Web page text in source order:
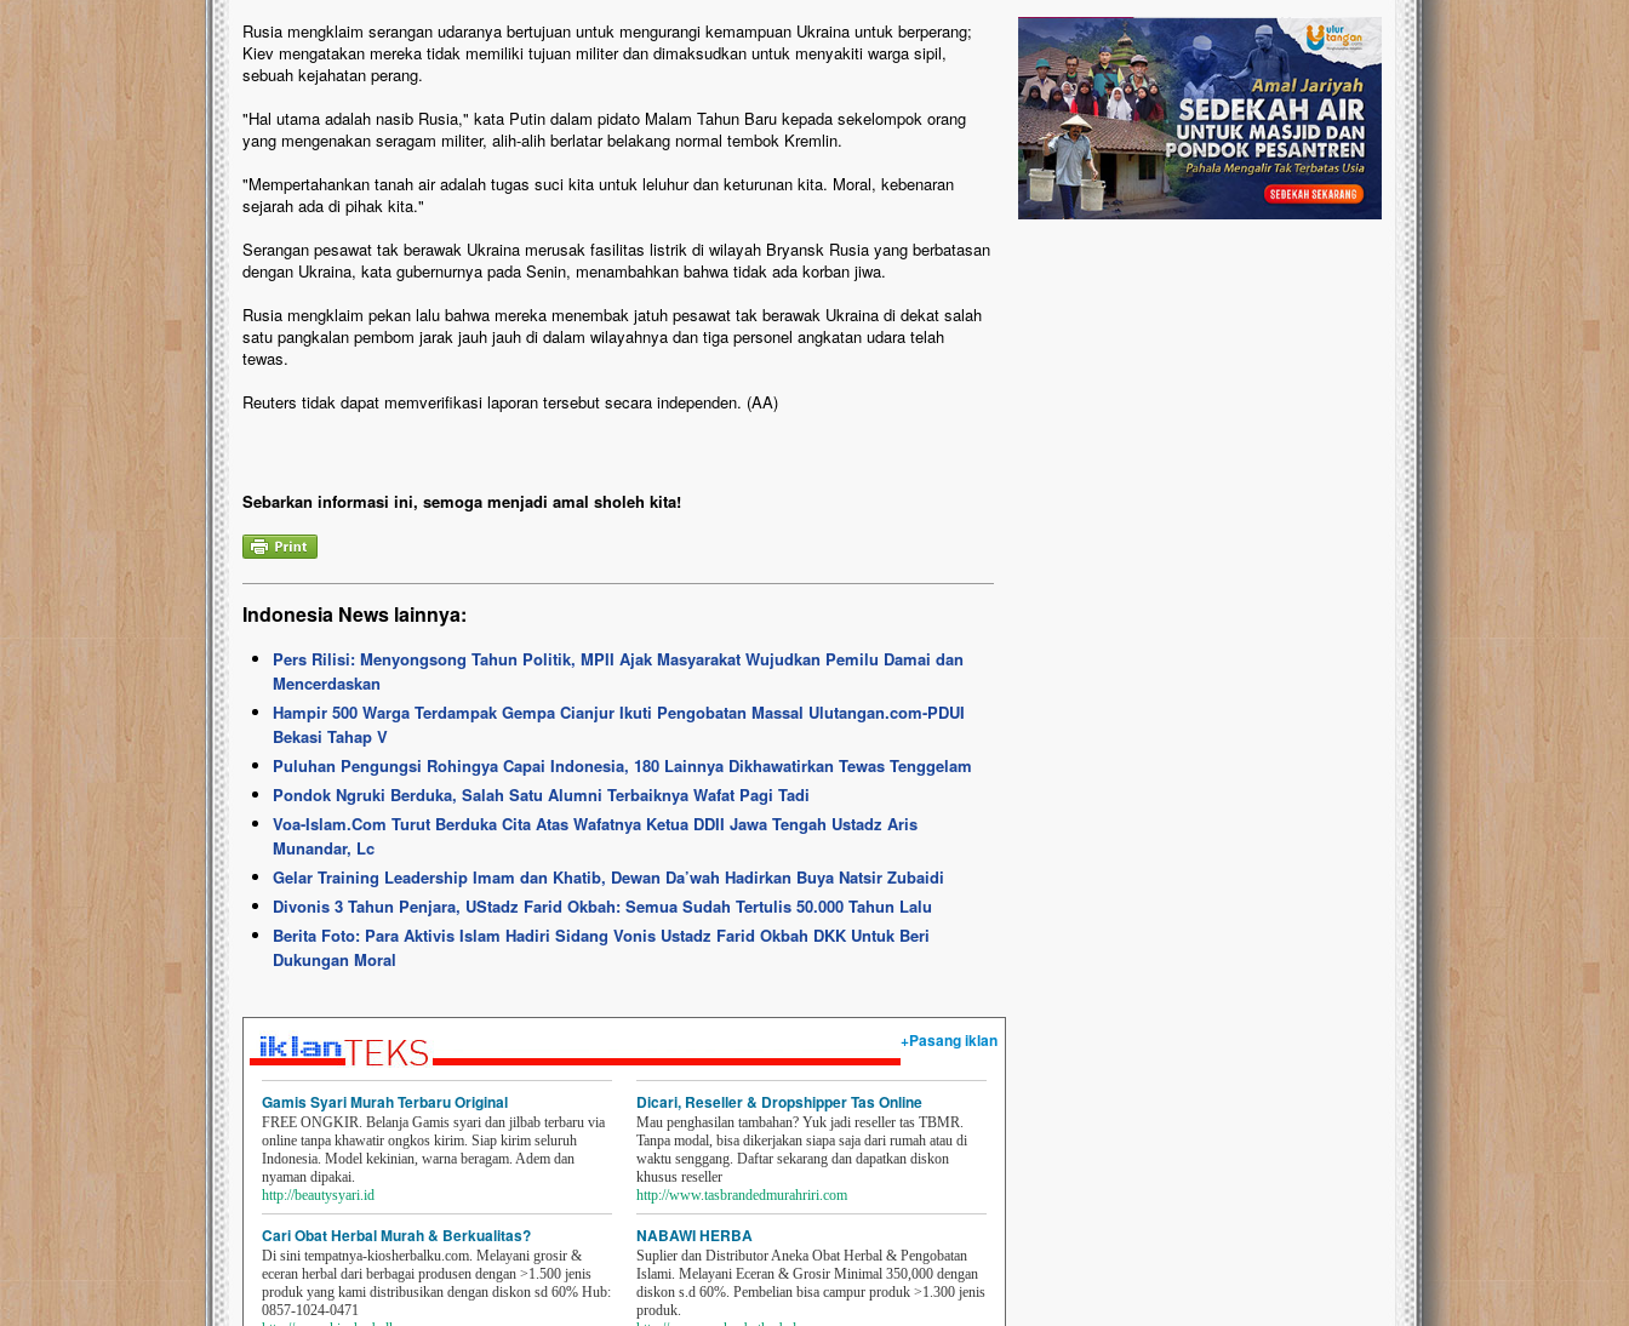
Rusia mengklaim serangan udaranya bertujuan untuk mengurangi kemampuan Ukraina untuk berperang;
Kiev mengatakan mereka tidak memiliki tujuan militer dan dimaksudkan untuk menyakiti warga sipil,
sebuah kejahatan perang.
"Hal utama adalah nasib Rusia," kata Putin dalam pidato Malam Tahun Baru kepada sekelompok orang
yang mengenakan seragam militer, alih-alih berlatar belakang normal tembok Kremlin.
"Mempertahankan tanah air adalah tugas suci kita untuk leluhur dan keturunan kita. Moral, kebenaran
sejarah ada di pihak kita."
Serangan pesawat tak berawak Ukraina merusak fasilitas listrik di wilayah Bryansk Rusia yang berbatasan
dengan Ukraina, kata gubernurnya pada Senin, menambahkan bahwa tidak ada korban jiwa.
Rusia mengklaim pekan lalu bahwa mereka menembak jatuh pesawat tak berawak Ukraina di dekat salah
satu pangkalan pembom jarak jauh jauh di dalam wilayahnya dan tiga personel angkatan udara telah
tewas.
Reuters tidak dapat memverifikasi laporan tersebut secara independen. (AA)
Sebarkan informasi ini, semoga menjadi amal sholeh kita!
Indonesia News lainnya:
Pers Rilisi: Menyongsong Tahun Politik, MPII Ajak Masyarakat Wujudkan Pemilu Damai dan
Mencerdaskan
Hampir 500 Warga Terdampak Gempa Cianjur Ikuti Pengobatan Massal Ulutangan.com-PDUI
Bekasi Tahap V
Puluhan Pengungsi Rohingya Capai Indonesia, 180 Lainnya Dikhawatirkan Tewas Tenggelam
Pondok Ngruki Berduka, Salah Satu Alumni Terbaiknya Wafat Pagi Tadi
Voa-Islam.Com Turut Berduka Cita Atas Wafatnya Ketua DDII Jawa Tengah Ustadz Aris
Munandar, Lc
Gelar Training Leadership Imam dan Khatib, Dewan Da’wah Hadirkan Buya Natsir Zubaidi
Divonis 3 Tahun Penjara, UStadz Farid Okbah: Semua Sudah Tertulis 50.000 Tahun Lalu
Berita Foto: Para Aktivis Islam Hadiri Sidang Vonis Ustadz Farid Okbah DKK Untuk Beri
Dukungan Moral
+Pasang iklan
Gamis Syari Murah Terbaru Original
FREE ONGKIR. Belanja Gamis syari dan jilbab terbaru via
online tanpa khawatir ongkos kirim. Siap kirim seluruh
Indonesia. Model kekinian, warna beragam. Adem dan
nyaman dipakai.
http://beautysyari.id
Cari Obat Herbal Murah & Berkualitas?
Di sini tempatnya-kiosherbalku.com. Melayani grosir &
eceran herbal dari berbagai produsen dengan >1.500 jenis
produk yang kami distribusikan dengan diskon sd 60% Hub:
0857-1024-0471
Dicari, Reseller & Dropshipper Tas Online
Mau penghasilan tambahan? Yuk jadi reseller tas TBMR.
Tanpa modal, bisa dikerjakan siapa saja dari rumah atau di
waktu senggang. Daftar sekarang dan dapatkan diskon
khusus reseller
http://www.tasbrandedmurahriri.com
NABAWI HERBA
Suplier dan Distributor Aneka Obat Herbal & Pengobatan
Islami. Melayani Eceran & Grosir Minimal 350,000 dengan
diskon s.d 60%. Pembelian bisa campur produk >1.300 jenis
produk.